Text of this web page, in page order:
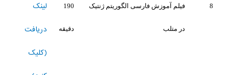
8 فیلم آموزش فارسی الگوریتم ژنتیک
در متلب
190
دقیقه
لینک
دریافت
(کلیک